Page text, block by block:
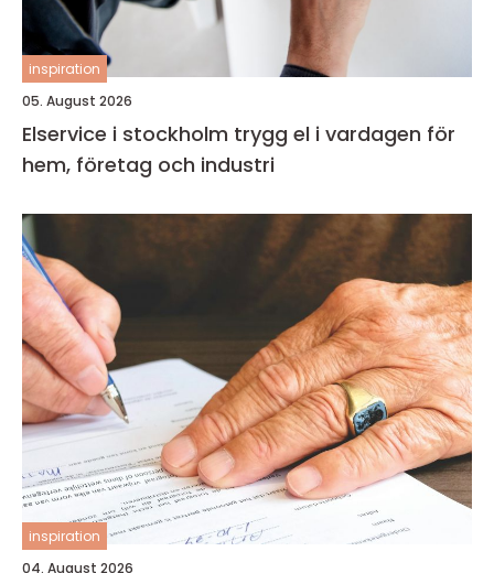
inspiration
05. August 2026
Elservice i stockholm trygg el i vardagen för
hem, företag och industri
inspiration
04. August 2026